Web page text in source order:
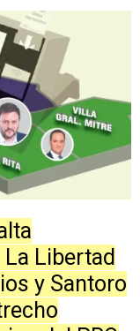
Libertad
y Santoro